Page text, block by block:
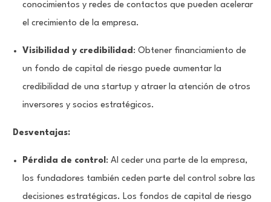
conocimientos y redes de contactos que pueden acelerar
el crecimiento de la empresa.
Visibilidad y credibilidad: Obtener financiamiento de
un fondo de capital de riesgo puede aumentar la
credibilidad de una startup y atraer la atención de otros
inversores y socios estratégicos.
Desventajas:
Pérdida de control: Al ceder una parte de la empresa,
los fundadores también ceden parte del control sobre las
decisiones estratégicas. Los fondos de capital de riesgo